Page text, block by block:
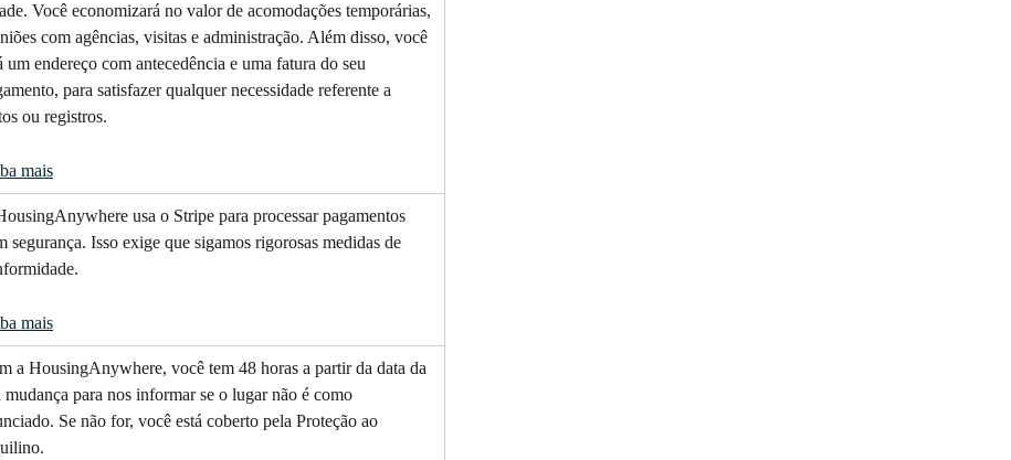
Você economizará no valor de acomodações temporárias,
com agências, visitas e administração. Além disso, você
um endereço com antecedência e uma fatura do seu
para satisfazer qualquer necessidade referente a
ou registros.
mais
usa o Stripe para processar pagamentos
segurança. Isso exige que sigamos rigorosas medidas de
mais
a HousingAnywhere, você tem 48 horas a partir da data da
mudança para nos informar se o lugar não é como
Se não for, você está coberto pela Proteção ao